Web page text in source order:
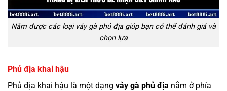
Nắm được các loại vảy gà phủ địa giúp bạn có thể đánh giá và
chọn lựa
Phủ địa khai hậu
Phủ địa khai hậu là một dạng vảy gà phủ địa nằm ở phía